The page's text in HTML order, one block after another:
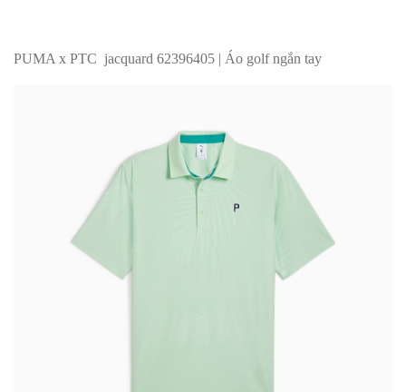
PUMA x PTC jacquard 62396405 | Áo golf ngắn tay